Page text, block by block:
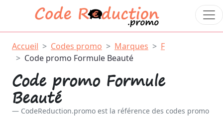
Accueil Codes promo Marques
F
Code promo Formule Beauté
Code promo Formule
Beauté
CodeReduction.promo est la référence des codes promo